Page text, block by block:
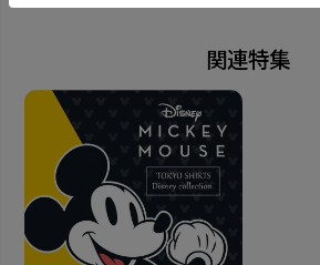
素材
サイズ
カフス：10(縦)×18(横)×3(厚み)mm
※最長箇所のサイズとなります。
関連特集